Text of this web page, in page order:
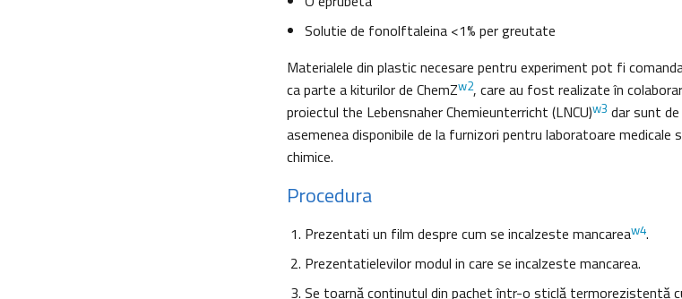
Solutie de fonolftaleina <1% per greutate
Materialele din plastic necesare pentru experiment pot fi
ca parte a kiturilor de ChemZw2, care au fost realizate în
proiectul the Lebensnaher Chemieunterricht (LNCU)w3 dar sunt de
asemenea disponibile de la furnizori pentru laboratoare medicale
chimice.
Procedura
Prezentati un film despre cum se incalzeste mancareaw4.
Prezentatielevilor modul in care se incalzeste mancarea.
Se toarnă conţinutul din pachet într-o sticlă termorezistentă